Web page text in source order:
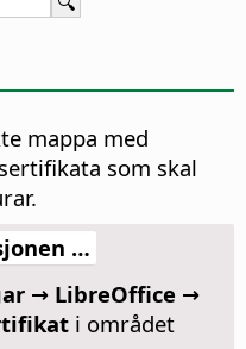
mappa med
som skal
…
→ LibreOffice →
i området